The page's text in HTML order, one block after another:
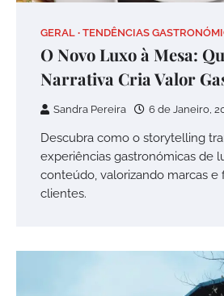
GERAL TENDÊNCIAS
O Novo Luxo à Mesa:
Narrativa Cria Valor
Sandra Pereira 6 de Janeiro,
Descubra como o storytelling
experiências gastronómicas de
conteúdo, valorizando marcas e
clientes.